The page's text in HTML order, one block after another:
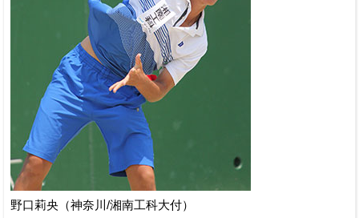
野口莉央（神奈川/湘南工科大付）